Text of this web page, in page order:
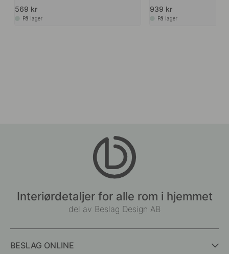
569 kr
På lager
939 kr
På lager
Interiørdetaljer for alle rom i hjemmet
del av Beslag Design AB
BESLAG ONLINE